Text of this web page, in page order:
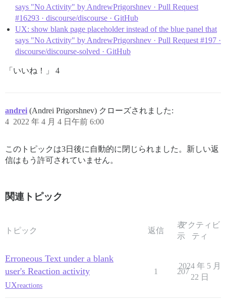
says "No Activity" by AndrewPrigorshnev · Pull Request
#16293 · discourse/discourse · GitHub
UX: show blank page placeholder instead of the blue panel that
says "No Activity" by AndrewPrigorshnev · Pull Request #197 ·
discourse/discourse-solved · GitHub
「いいね！」 4
andrei (Andrei Prigorshnev) クローズされました:
2022 年 4 月 4 日午前 6:00
4
このトピックは3日後に自動的に閉じられました。新しい返
信はもう許可されていません。
関連トピック
トピック 返信
表
示
アクティビ
ティ
Erroneous Text under a blank
user's Reaction activity
UXreactions
1 207
2024 年 5 月
22 日